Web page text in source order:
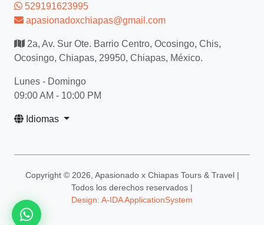
529191623995
apasionadoxchiapas@gmail.com
2a, Av. Sur Ote. Barrio Centro, Ocosingo, Chis,
Ocosingo, Chiapas, 29950, Chiapas, México.
Lunes - Domingo
09:00 AM - 10:00 PM
Idiomas
Copyright © 2026, Apasionado x Chiapas Tours & Travel |
Todos los derechos reservados |
Design: A-IDA ApplicationSystem